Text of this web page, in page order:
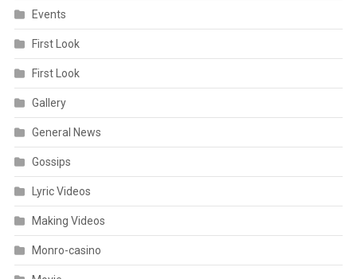
Events
First Look
First Look
Gallery
General News
Gossips
Lyric Videos
Making Videos
Monro-casino